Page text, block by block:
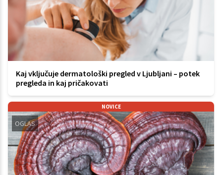
Kaj vključuje dermatološki pregled v Ljubljani – potek
pregleda in kaj pričakovati
NOVICE
OGLAS